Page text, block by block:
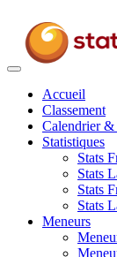
Toggle
navigationAccueil
Classement
Calendrier &
Statistiques
Stats
Stats
Stats
Stats
Meneurs